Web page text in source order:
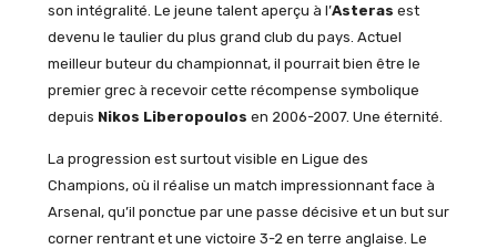
son intégralité. Le jeune talent aperçu à l’Asteras est
devenu le taulier du plus grand club du pays. Actuel
meilleur buteur du championnat, il pourrait bien être le
premier grec à recevoir cette récompense symbolique
depuis Nikos Liberopoulos en 2006-2007. Une éternité.
La progression est surtout visible en Ligue des
Champions, où il réalise un match impressionnant face à
Arsenal, qu’il ponctue par une passe décisive et un but sur
corner rentrant et une victoire 3-2 en terre anglaise. Le